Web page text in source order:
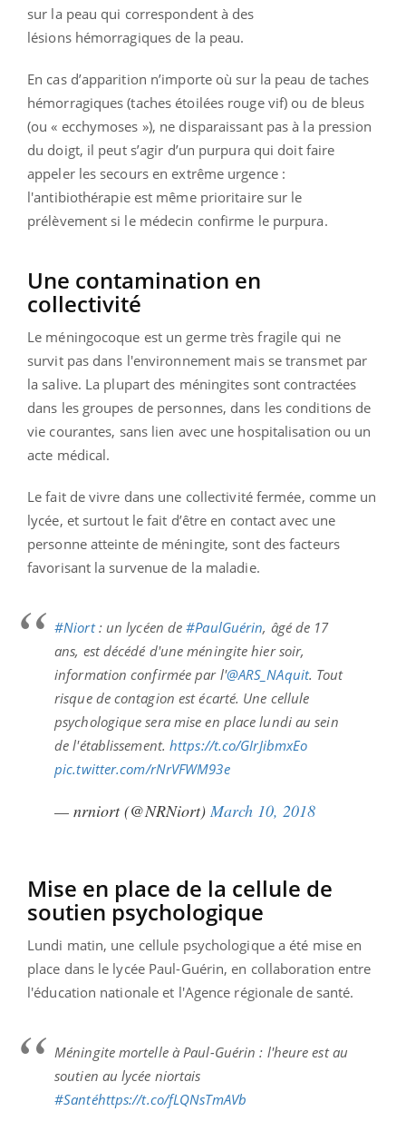
sur la peau qui correspondent à des
lésions hémorragiques de la peau.
En cas d’apparition n’importe où sur la peau de taches
hémorragiques (taches étoilées rouge vif) ou de bleus
(ou « ecchymoses »), ne disparaissant pas à la pression
du doigt, il peut s’agir d’un purpura qui doit faire
appeler les secours en extrême urgence :
l'antibiothérapie est même prioritaire sur le
prélèvement si le médecin confirme le purpura.
Une contamination en
collectivité
Le méningocoque est un germe très fragile qui ne
survit pas dans l'environnement mais se transmet par
la salive. La plupart des méningites sont contractées
dans les groupes de personnes, dans les conditions de
vie courantes, sans lien avec une hospitalisation ou un
acte médical.
Le fait de vivre dans une collectivité fermée, comme un
lycée, et surtout le fait d’être en contact avec une
personne atteinte de méningite, sont des facteurs
favorisant la survenue de la maladie.
#Niort: un lycéen de#PaulGuérin, âgé de 17
ans, est décédé d'une méningite hier soir,
information confirmée par l'@ARS_NAquit. Tout
risque de contagion est écarté. Une cellule
psychologique sera mise en place lundi au sein
de l'établissement. https://t.co/GIrJibmxEo
pic.twitter.com/rNrVFWM93e
— nrniort (@NRNiort) March 10, 2018
Mise en place de la cellule de
soutien psychologique
Lundi matin, une cellule psychologique a été mise en
place dans le lycée Paul-Guérin, en collaboration entre
l'éducation nationale et l'Agence régionale de santé.
Méningite mortelle à Paul-Guérin : l'heure est au
soutien au lycée niortais
#Santéhttps://t.co/fLQNsTmAVb